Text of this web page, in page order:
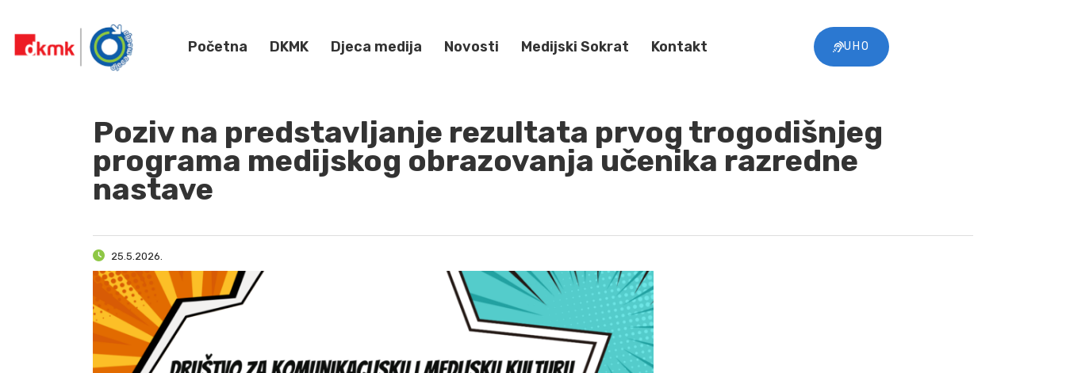
Početna DKMK Djeca medija Novosti Medijski Sokrat Kontakt UHO
Poziv na predstavljanje rezultata prvog trogodišnjeg
programa medijskog obrazovanja učenika razredne
nastave
25.5.2026.